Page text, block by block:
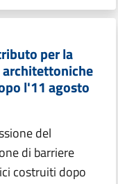
per la
l'11 agosto
del
di barriere
costruiti dopo